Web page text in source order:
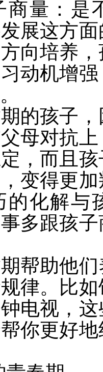
商量：是
展这方
向培养
动机增
的孩子
母对抗
，而且
变得更
的化解与
多跟孩
帮助他
律。比
电视，
你更好